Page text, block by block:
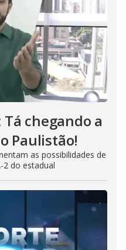
Tá chegando a
Paulistão!
as possibilidades de
2 do estadual